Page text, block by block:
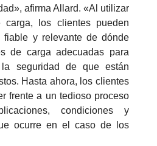
afirma Allard. «Al utilizar
carga, los clientes pueden
fiable y relevante de dónde
de carga adecuadas para
seguridad de que están
Hasta ahora, los clientes
frente a un tedioso proceso
condiciones y
ocurre en el caso de los